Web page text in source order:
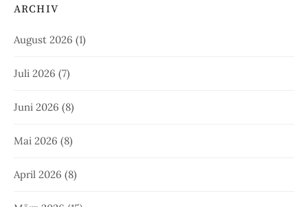
ARCHIV
August 2026 (1)
Juli 2026 (7)
Juni 2026 (8)
Mai 2026 (8)
April 2026 (8)